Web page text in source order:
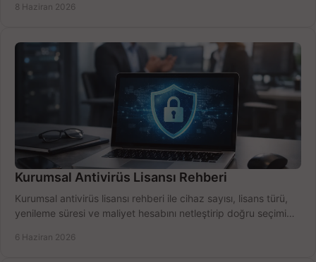
8 Haziran 2026
Kurumsal Antivirüs Lisansı Rehberi
Kurumsal antivirüs lisansı rehberi ile cihaz sayısı, lisans türü,
yenileme süresi ve maliyet hesabını netleştirip doğru seçimi
6 Haziran 2026